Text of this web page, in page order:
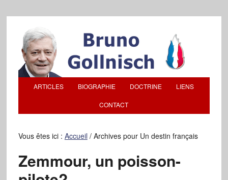
ARTICLES BIOGRAPHIE DOCTRINE LIENS
CONTACT
Vous êtes ici : Accueil /Archives pour Un destin français
Zemmour, un poisson-